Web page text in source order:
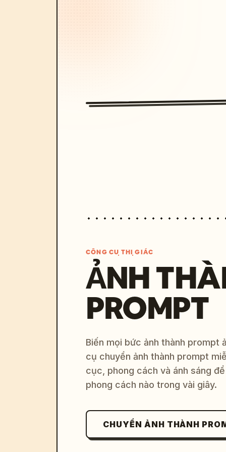
CÔNG CỤ THỊ GIÁC
ẢNH
PROMPT
Biến mọi bức ảnh thành prompt
cụ chuyển ảnh thành prompt
cục, phong cách và ánh sáng
phong cách nào trong vài giây.
CHUYỂN ẢNH THÀNH